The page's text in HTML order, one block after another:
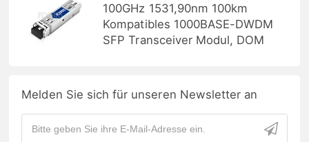
100GHz 1531,90nm 100km
Kompatibles 1000BASE-DWDM
SFP Transceiver Modul, DOM
Melden Sie sich für unseren Newsletter an